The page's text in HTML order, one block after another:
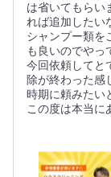
は省いてもらい
れば追加したい
シャンプー類を
も良いのでやっ
今回依頼してと
除が終わった感
時期に頼みたい
この度は本当に